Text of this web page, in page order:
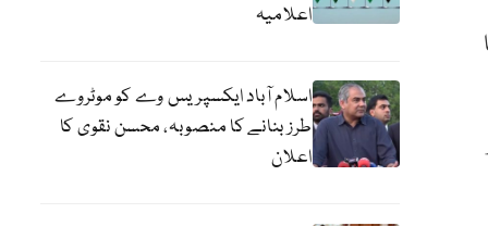
اعلامیہ
اسلام آباد ایکسپریس وے کو موٹروے
طرز بنانے کا منصوبہ، محسن نقوی کا
اعلان